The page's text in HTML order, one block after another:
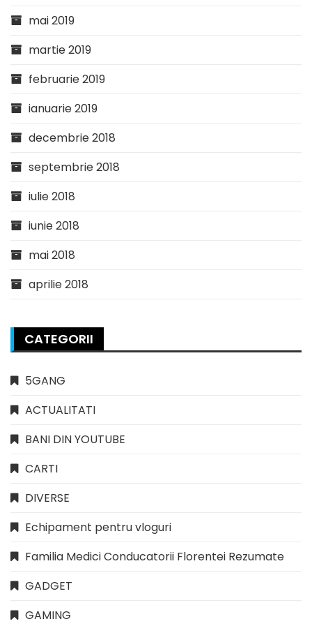
mai 2019
martie 2019
februarie 2019
ianuarie 2019
decembrie 2018
septembrie 2018
iulie 2018
iunie 2018
mai 2018
aprilie 2018
CATEGORII
5GANG
ACTUALITATI
BANI DIN YOUTUBE
CARTI
DIVERSE
Echipament pentru vloguri
Familia Medici Conducatorii Florentei Rezumate
GADGET
GAMING